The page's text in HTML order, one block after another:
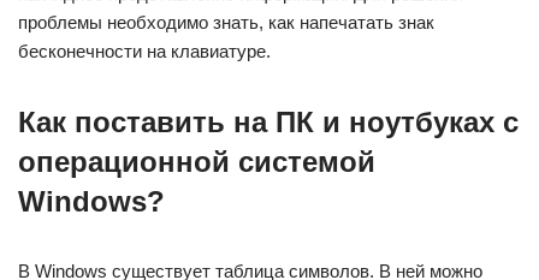
проблемы необходимо знать, как напечатать знак
бесконечности на клавиатуре.
Как поставить на ПК и ноутбуках с
операционной системой
Windows?
В Windows существует таблица символов. В ней можно